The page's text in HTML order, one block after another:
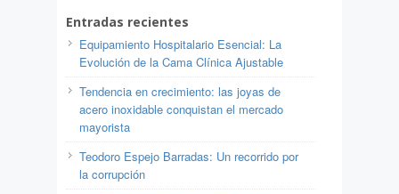
Entradas recientes
Equipamiento Hospitalario Esencial: La
Evolución de la Cama Clínica Ajustable
Tendencia en crecimiento: las joyas de
acero inoxidable conquistan el mercado
mayorista
Teodoro Espejo Barradas: Un recorrido por
la corrupción